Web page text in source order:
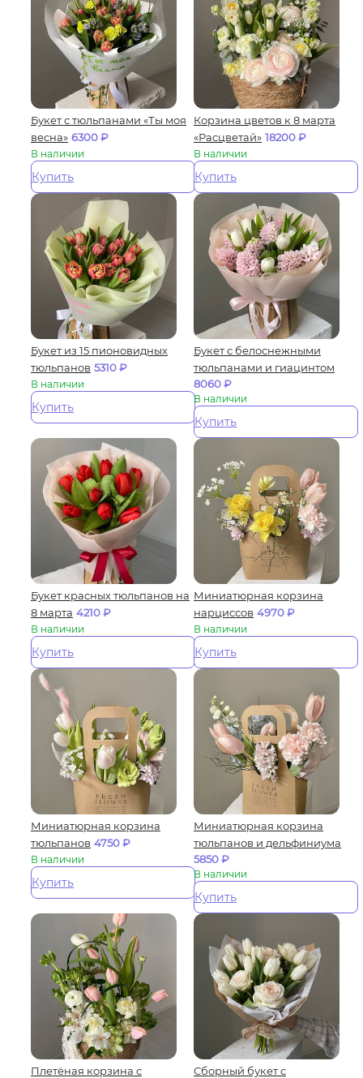
Букет с тюльпанами «Ты моя
весна» 6300₽
В наличии
Купить
Корзина цветов к 8 марта
«Расцветай» 18200₽
В наличии
Купить
Букет из 15 пионовидных
тюльпанов 5310₽
В наличии
Купить
Букет с белоснежными
тюльпанами и гиацинтом
8060₽
В наличии
Купить
Букет красных тюльпанов на
8 марта 4210₽
В наличии
Купить
Миниатюрная корзина
нарциссов 4970₽
В наличии
Купить
Миниатюрная корзина
тюльпанов 4750₽
В наличии
Купить
Миниатюрная корзина
тюльпанов и дельфиниума
5850₽
В наличии
Купить
Плетёная корзина с
Сборный букет с